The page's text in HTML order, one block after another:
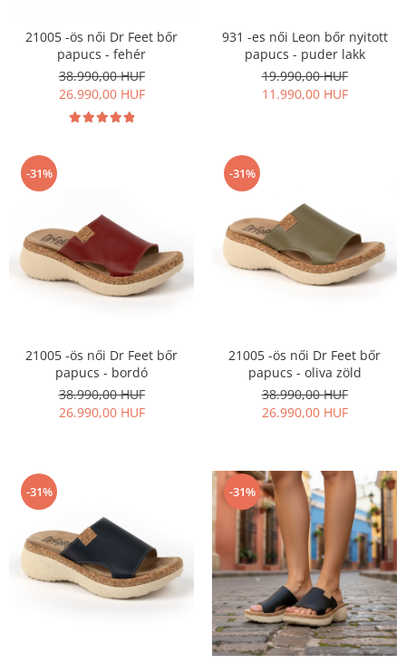
Papucs
NYARI FÉRFI LÁBBELI KOLLEKCIÓ
GYEREK SZANDÁL ÉS PAPUCS
STERILIZÁLHATÓ KLUMPA
TÉLI GYAPJÚ PAPUCSOK - női és
férfi
BÜTYKÖS LÁBRA VALÓ PAPUCS
MUNKAVÉDELMI TANUSÍTVÁNNYAL
rendelkező termék
21005 -ös női Dr Feet bőr
papucs - fehér
38.990,00 HUF
26.990,00 HUF
931 -es női Leon bőr nyitott
papucs - puder lakk
19.990,00 HUF
11.990,00 HUF
-31%
21005 -ös női Dr Feet bőr
papucs - bordó
38.990,00 HUF
26.990,00 HUF
-31%
21005 -ös női Dr Feet bőr
papucs - oliva zöld
38.990,00 HUF
26.990,00 HUF
-31% -31%